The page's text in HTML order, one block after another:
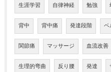
生涯学習 自律神経 勉強
背中 背中痛 発達段階 ベ
関節痛 マッサージ 血流改善
生理的弯曲 反り腰 発達